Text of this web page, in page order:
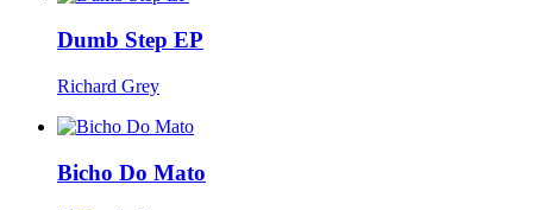
Dumb Step EP
Richard Grey
Bicho Do Mato